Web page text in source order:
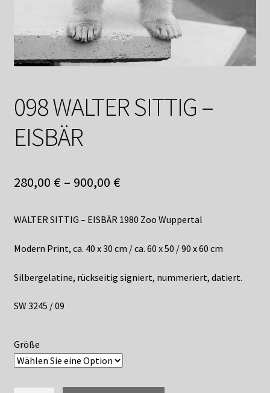
Newsletter
Shop
Versandkosten / Lieferung
Widerrufsbelehrung
Zahlungsarten
098 WALTER SITTIG –
EISBÄR
280,00 €– 900,00 €
WALTER SITTIG – EISBÄR 1980 Zoo Wuppertal
Modern Print, ca. 40 x 30 cm / ca. 60 x 50 / 90 x 60 cm
Silbergelatine, rückseitig signiert, nummeriert, datiert.
SW 3245 / 09
Größe